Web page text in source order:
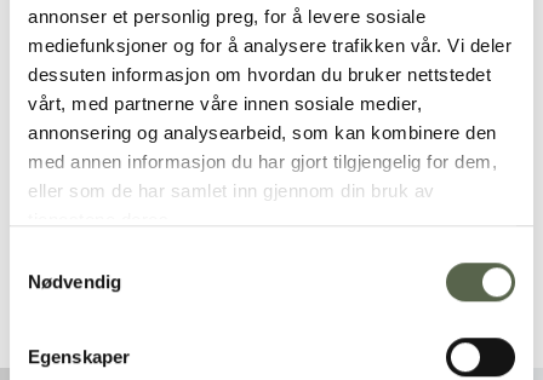
annonser et personlig preg, for å levere sosiale
mediefunksjoner og for å analysere trafikken vår. Vi deler
dessuten informasjon om hvordan du bruker nettstedet
vårt, med partnerne våre innen sosiale medier,
annonsering og analysearbeid, som kan kombinere den
med annen informasjon du har gjort tilgjengelig for dem,
eller som de har samlet inn gjennom din bruk av
Nødvendig
Egenskaper
kjøp